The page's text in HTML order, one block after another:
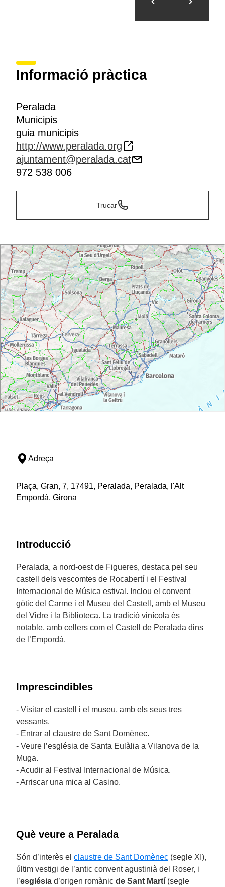
Informació pràctica
Peralada
Municipis
guia municipis
http://www.peralada.org
ajuntament@peralada.cat
972 538 006
Trucar
Adreça
Plaça, Gran, 7, 17491, Peralada, Peralada, l'Alt
Empordà, Girona
Introducció
Peralada, a nord-oest de Figueres, destaca pel seu
castell dels vescomtes de Rocabertí i el Festival
Internacional de Música estival. Inclou el convent
gòtic del Carme i el Museu del Castell, amb el Museu
del Vidre i la Biblioteca. La tradició vinícola és
notable, amb cellers com el Castell de Peralada dins
de l’Empordà.
Imprescindibles
- Visitar el castell i el museu, amb els seus tres
vessants.
- Entrar al claustre de Sant Domènec.
- Veure l’església de Santa Eulàlia a Vilanova de la
Muga.
- Acudir al Festival Internacional de Música.
- Arriscar una mica al Casino.
Què veure a Peralada
Són d’interès el claustre de Sant Domènec (segle XI),
últim vestigi de l’antic convent agustinià del Roser, i
l’església d’origen romànic de Sant Martí (segle